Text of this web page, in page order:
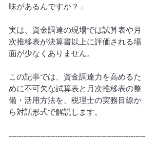
味があるんですか？」
実は、資金調達の現場では試算表や月
次推移表が決算書以上に評価される場
面が少なくありません。
この記事では、資金調達力を高めるた
めに不可欠な試算表と月次推移表の整
備・活用方法を、税理士の実務目線か
ら対話形式で解説します。
--------------------------------------------------------